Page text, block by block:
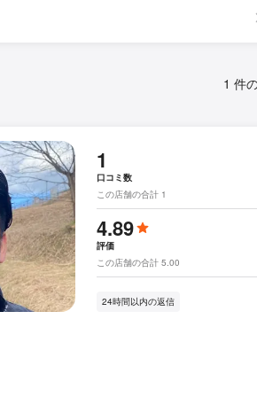
1 件
1
口コミ数
この店舗の合計 1
4.89
評価
この店舗の合計 5.00
24時間以内の返信